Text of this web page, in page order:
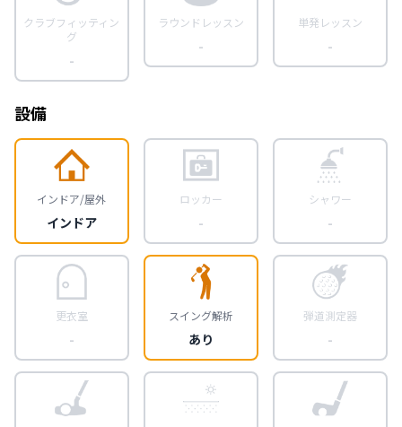
クラブフィッティン
グ
-
ラウンドレッスン
-
単発レッスン
-
設備
インドア/屋外
インドア
ロッカー
-
シャワー
-
更衣室
-
スイング解析
あり
弾道測定器
-